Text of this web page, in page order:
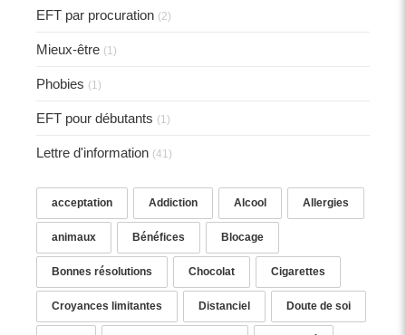
EFT par procuration (2)
Mieux-être (1)
Phobies (1)
EFT pour débutants (1)
Lettre d'information (41)
acceptation Addiction Alcool Allergies
animaux Bénéfices Blocage
Bonnes résolutions Chocolat Cigarettes
Croyances limitantes Distanciel Doute de soi